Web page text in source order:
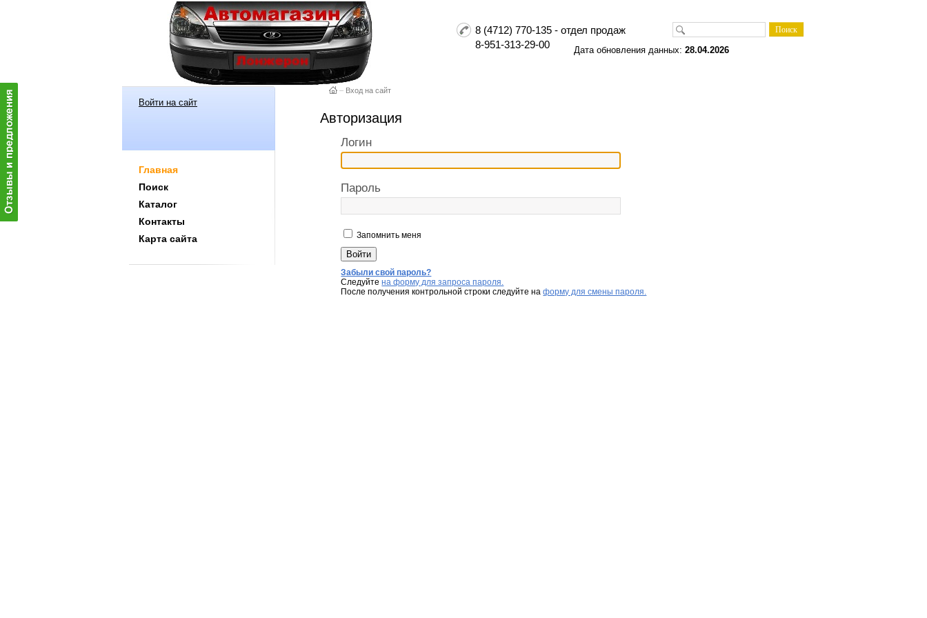
8 (4712) 770-135 - отдел продаж
8-951-313-29-00
Дата обновления данных: 28.04.2026
Войти на сайт
Главная
Поиск
Каталог
Контакты
Карта сайта
– Вход на сайт
Авторизация
Логин
Пароль
Запомнить меня
Забыли свой пароль?
Следуйтена форму для запроса пароля.
После получения контрольной строки следуйте наформу для смены пароля.